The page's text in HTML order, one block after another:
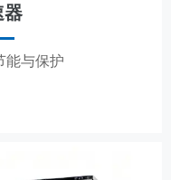
器
能与保护
制系统
求